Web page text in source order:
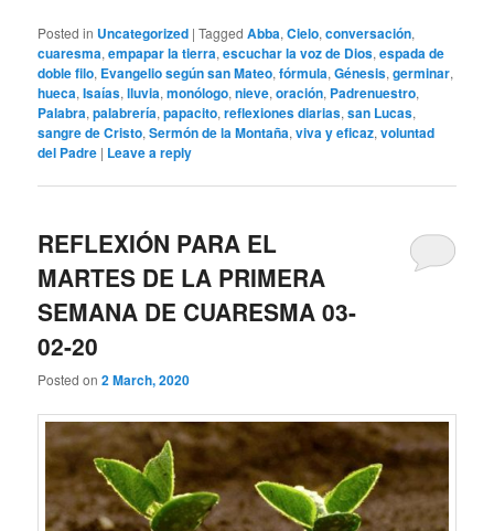
Posted in Uncategorized |Tagged Abba,Cielo,conversación,
cuaresma,empapar la tierra,escuchar la voz de Dios,espada de
doble filo, Evangelio según san Mateo,fórmula,Génesis,germinar,
hueca,Isaías,lluvia,monólogo,nieve,oración, Padrenuestro,
Palabra,palabrería,papacito,reflexiones diarias,san Lucas,
sangre de Cristo,Sermón de la Montaña,viva y eficaz,voluntad
del Padre | Leave a reply
REFLEXIÓN PARA EL
MARTES DE LA PRIMERA
SEMANA DE CUARESMA 03-
02-20
Posted on2 March, 2020